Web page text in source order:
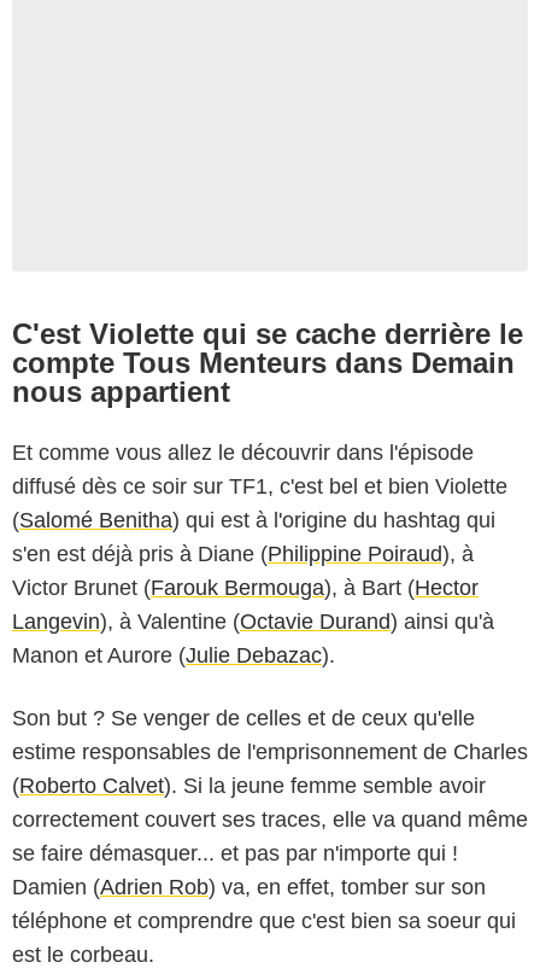
C'est Violette qui se cache derrière le
compte Tous Menteurs dans Demain
nous appartient
Et comme vous allez le découvrir dans l'épisode
diffusé dès ce soir sur TF1, c'est bel et bien Violette
(Salomé Benitha) qui est à l'origine du hashtag qui
s'en est déjà pris à Diane (Philippine Poiraud), à
Victor Brunet (Farouk Bermouga), à Bart (Hector
Langevin), à Valentine (Octavie Durand) ainsi qu'à
Manon et Aurore (Julie Debazac).
Son but ? Se venger de celles et de ceux qu'elle
estime responsables de l'emprisonnement de Charles
(Roberto Calvet). Si la jeune femme semble avoir
correctement couvert ses traces, elle va quand même
se faire démasquer... et pas par n'importe qui !
Damien (Adrien Rob) va, en effet, tomber sur son
téléphone et comprendre que c'est bien sa soeur qui
est le corbeau.